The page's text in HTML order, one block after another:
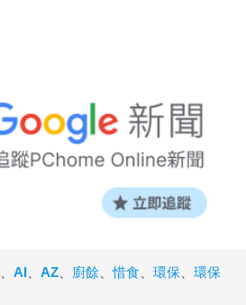
AI AZ 廚餘 、惜食 環保
環保